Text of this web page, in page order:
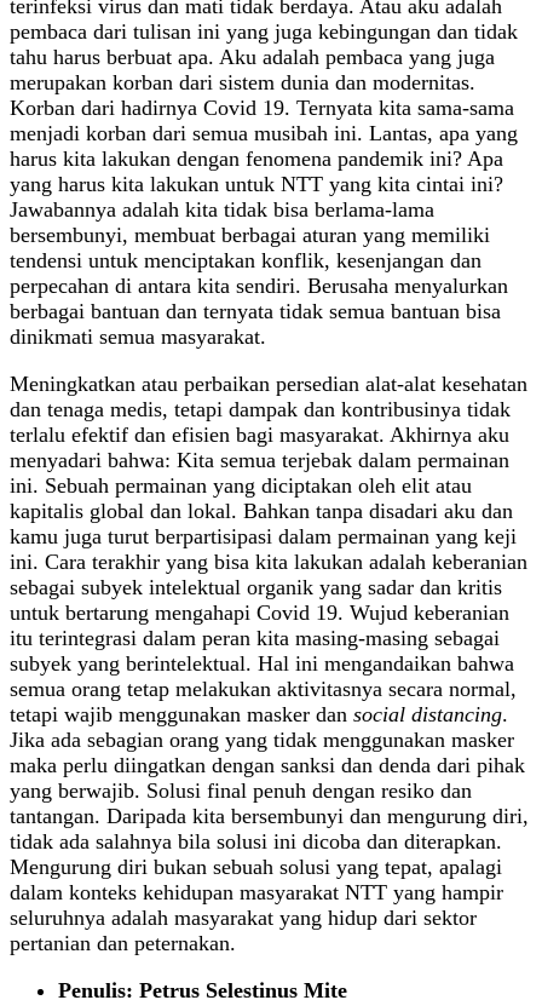
terinfeksi virus dan mati tidak berdaya. Atau aku adalah
pembaca dari tulisan ini yang juga kebingungan dan tidak
tahu harus berbuat apa. Aku adalah pembaca yang juga
merupakan korban dari sistem dunia dan modernitas.
Korban dari hadirnya Covid 19. Ternyata kita sama-sama
menjadi korban dari semua musibah ini. Lantas, apa yang
harus kita lakukan dengan fenomena pandemik ini? Apa
yang harus kita lakukan untuk NTT yang kita cintai ini?
Jawabannya adalah kita tidak bisa berlama-lama
bersembunyi, membuat berbagai aturan yang memiliki
tendensi untuk menciptakan konflik, kesenjangan dan
perpecahan di antara kita sendiri. Berusaha menyalurkan
berbagai bantuan dan ternyata tidak semua bantuan bisa
dinikmati semua masyarakat.
Meningkatkan atau perbaikan persedian alat-alat kesehatan
dan tenaga medis, tetapi dampak dan kontribusinya tidak
terlalu efektif dan efisien bagi masyarakat. Akhirnya aku
menyadari bahwa: Kita semua terjebak dalam permainan
ini. Sebuah permainan yang diciptakan oleh elit atau
kapitalis global dan lokal. Bahkan tanpa disadari aku dan
kamu juga turut berpartisipasi dalam permainan yang keji
ini. Cara terakhir yang bisa kita lakukan adalah keberanian
sebagai subyek intelektual organik yang sadar dan kritis
untuk bertarung mengahapi Covid 19. Wujud keberanian
itu terintegrasi dalam peran kita masing-masing sebagai
subyek yang berintelektual. Hal ini mengandaikan bahwa
semua orang tetap melakukan aktivitasnya secara normal,
tetapi wajib menggunakan masker dan social distancing.
Jika ada sebagian orang yang tidak menggunakan masker
maka perlu diingatkan dengan sanksi dan denda dari pihak
yang berwajib. Solusi final penuh dengan resiko dan
tantangan. Daripada kita bersembunyi dan mengurung diri,
tidak ada salahnya bila solusi ini dicoba dan diterapkan.
Mengurung diri bukan sebuah solusi yang tepat, apalagi
dalam konteks kehidupan masyarakat NTT yang hampir
seluruhnya adalah masyarakat yang hidup dari sektor
pertanian dan peternakan.
Penulis: Petrus Selestinus Mite